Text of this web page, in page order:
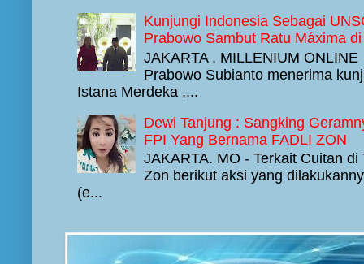
Kunjungi Indonesia Sebagai
Prabowo Sambut Ratu Máxima
JAKARTA , MILLENIUM
Prabowo Subianto menerima
Istana Merdeka ,...
Dewi Tanjung : Sangking
FPI Yang Bernama FADLI ZON
JAKARTA. MO - Terkait Cuitan
Zon berikut aksi yang
(e...